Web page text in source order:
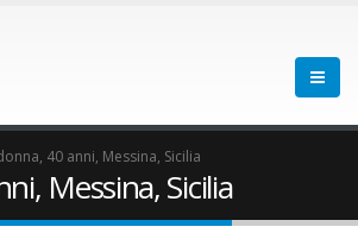
40 anni, Messina, Sicilia
Messina, Sicilia